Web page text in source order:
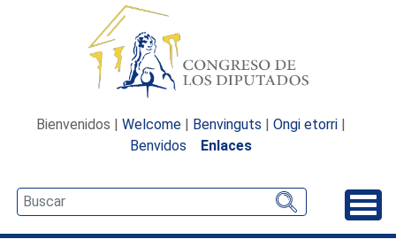
Bienvenidos | Welcome | Benvinguts | Ongi etorri |
Benvidos
Enlaces